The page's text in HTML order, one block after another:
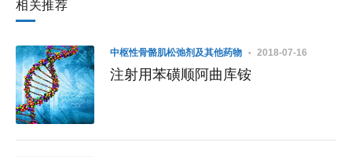
相关推荐
中枢性骨骼肌松弛剂及其他药物 2018-07-16
注射用苯磺顺阿曲库铵